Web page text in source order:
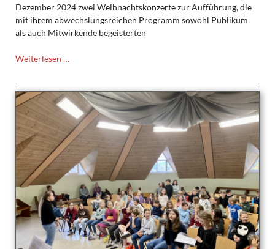
Dezember 2024 zwei Weihnachtskonzerte zur Aufführung, die
mit ihrem abwechslungsreichen Programm sowohl Publikum
als auch Mitwirkende begeisterten
Weiterlesen …
und
strahlende
Talente:
Die
Weihnachtskonzerte
des
TMG